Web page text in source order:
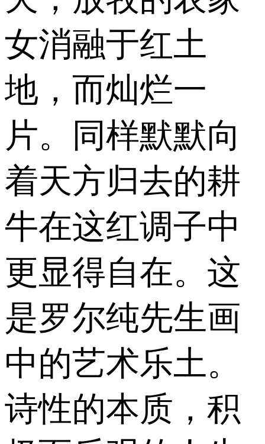
女消融于红土
地，而灿烂一
片。同样默默向
着天方归去的耕
牛在这红调子中
更显得自在。这
是罗尔纯先生画
中的艺术乐土。
诗性的本质，积